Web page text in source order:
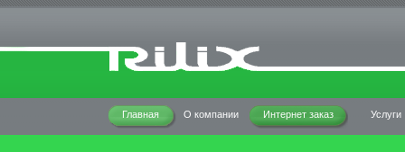
Главная О компании Интернет заказ Услуги